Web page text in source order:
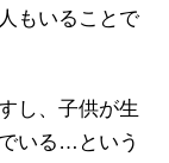
もいることで
し、子供が生
いる…という